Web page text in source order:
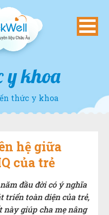
y khoa
thức y khoa
hệ giữa
của trẻ
đầu đời có ý nghĩa
triển toàn diện của trẻ,
này giúp cha mẹ nâng